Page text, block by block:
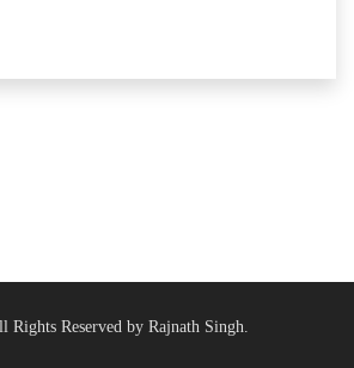
Rights Reserved by Rajnath Singh.